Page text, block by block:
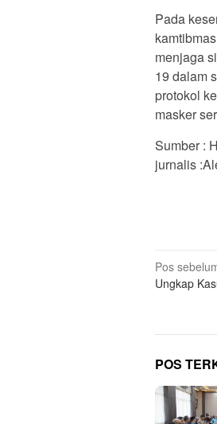
Pada
menjaga
19 dalam
protokol
masker
Sumber :
jurnalis
pos
Pos
Ungkap
POS